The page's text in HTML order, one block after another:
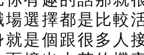
場選擇都是比較
就是個跟很多人